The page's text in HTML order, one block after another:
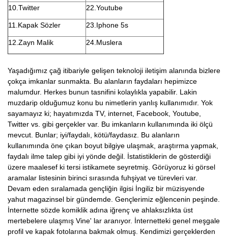
10.Twitter 22.Youtube
11.Kapak Sözler 23.Iphone 5s
12.Zayn Malik 24.Muslera
Yaşadığımız çağ itibariyle gelişen teknoloji iletişim alanında bizlere
çokça imkanlar sunmakta. Bu alanların faydaları hepimizce
malumdur. Herkes bunun tasnifini kolaylıkla yapabilir. Lakin
muzdarip olduğumuz konu bu nimetlerin yanlış kullanımıdır. Yok
sayamayız ki; hayatımızda TV, internet, Facebook, Youtube,
Twitter vs. gibi gerçekler var. Bu imkanların kullanımında iki ölçü
mevcut. Bunlar; iyi/faydalı, kötü/faydasız. Bu alanların
kullanımında öne çıkan boyut bilgiye ulaşmak, araştırma yapmak,
faydalı ilme talep gibi iyi yönde değil. İstatistiklerin de gösterdiği
üzere maalesef ki tersi istikamete seyretmiş. Görüyoruz ki görsel
aramalar listesinin birinci sırasında fuhşiyat ve türevleri var.
Devam eden sıralamada gençliğin ilgisi İngiliz bir müzisyende
yahut magazinsel bir gündemde. Gençlerimiz eğlencenin peşinde.
İnternette sözde komiklik adına iğrenç ve ahlaksızlıkta üst
mertebelere ulaşmış Vine' lar aranıyor. İnternetteki genel meşgale
profil ve kapak fotolarına bakmak olmuş. Kendimizi gerçeklerden